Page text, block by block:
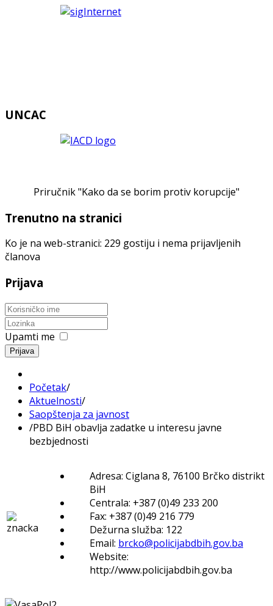
UNCAC
Priručnik "Kako da se borim protiv korupcije"
Trenutno na stranici
Ko je na web-stranici: 229 gostiju i nema prijavljenih
članova
Prijava
Upamti me
Prijava
Početak/
Aktuelnosti/
Saopštenja za javnost
/PBD BiH obavlja zadatke u interesu javne
bezbjednosti
Adresa: Ciglana 8, 76100 Brčko distrikt
BiH
Centrala: +387 (0)49 233 200
Fax: +387 (0)49 216 779
Dežurna služba: 122
Email: brcko@policijabdbih.gov.ba
Website:
http://www.policijabdbih.gov.ba